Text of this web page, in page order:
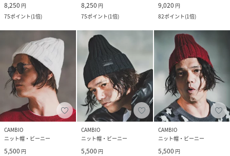
8,250 円
75ポイント(1倍)
8,250 円
75ポイント(1倍)
9,020 円
82ポイント(1倍)
CAMBIO
ニット帽・ビーニー
5,500 円
CAMBIO
ニット帽・ビーニー
5,500 円
CAMBIO
ニット帽・ビーニー
5,500 円